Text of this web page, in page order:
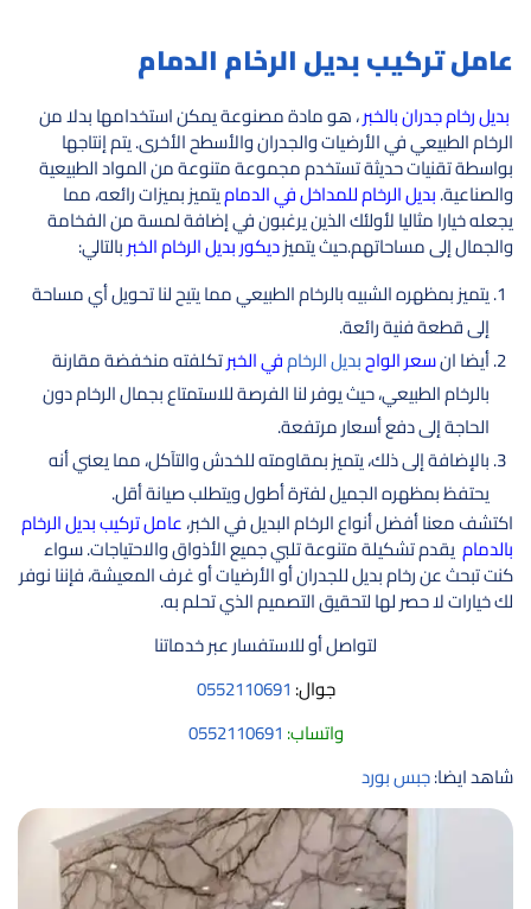
عامل تركيب بديل الرخام الدمام
بديل رخام جدران بالخبر، هو مادة مصنوعة يمكن استخدامها بدلا من
الرخام الطبيعي في الأرضيات والجدران والأسطح الأخرى. يتم إنتاجها
بواسطة تقنيات حديثة تستخدم مجموعة متنوعة من المواد الطبيعية
والصناعية.بديل الرخام للمداخل في الدماميتميز بميزات رائعه، مما
يجعله خيارا مثاليا لأولئك الذين يرغبون في إضافة لمسة من الفخامة
والجمال إلى مساحاتهم.حيث يتميزديكور بديل الرخام الخبربالتالي:
يتميز بمظهره الشبيه بالرخام الطبيعي مما يتيح لنا تحويل أي مساحة
إلى قطعة فنية رائعة.
أيضا انسعر الواحبديل الرخامفي الخبرتكلفته منخفضة مقارنة
بالرخام الطبيعي، حيث يوفر لنا الفرصة للاستمتاع بجمال الرخام دون
الحاجة إلى دفع أسعار مرتفعة.
بالإضافة إلى ذلك، يتميز بمقاومته للخدش والتآكل، مما يعني أنه
يحتفظ بمظهره الجميل لفترة أطول ويتطلب صيانة أقل.
اكتشف معنا أفضل أنواع الرخام البديل في الخبر،عامل تركيب بديل الرخام
بالدمام يقدم تشكيلة متنوعة تلبي جميع الأذواق والاحتياجات. سواء
كنت تبحث عن رخام بديل للجدران أو الأرضيات أو غرف المعيشة، فإننا نوفر
لك خيارات لا حصر لها لتحقيق التصميم الذي تحلم به.
لتواصل أو للاستفسار عبر خدماتنا
جوال: 0552110691
واتساب: 0552110691
شاهد ايضا:جبس بورد